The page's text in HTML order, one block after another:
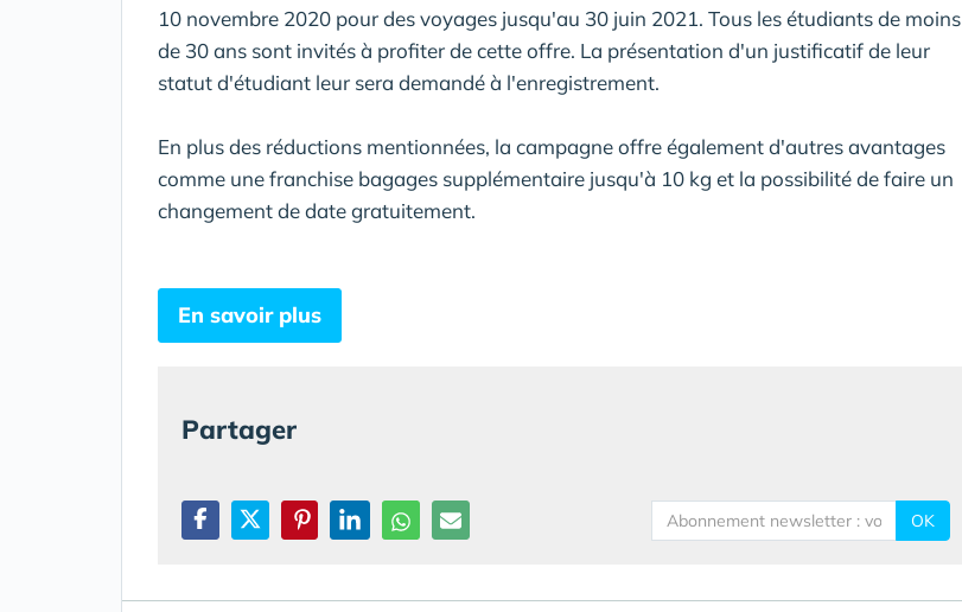
10 novembre 2020 pour des voyages jusqu'au 30 juin 2021. Tous les étudiants de moins
de 30 ans sont invités à profiter de cette offre. La présentation d'un justificatif de leur
statut d'étudiant leur sera demandé à l'enregistrement.
En plus des réductions mentionnées, la campagne offre également d'autres avantages
comme une franchise bagages supplémentaire jusqu'à 10 kg et la possibilité de faire un
changement de date gratuitement.
En savoir plus
Partager
OK